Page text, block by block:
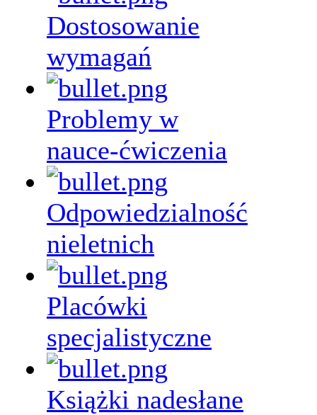
Dostosowanie
wymagań
Problemy w
nauce-ćwiczenia
Odpowiedzialność
nieletnich
Placówki
specjalistyczne
Książki nadesłane